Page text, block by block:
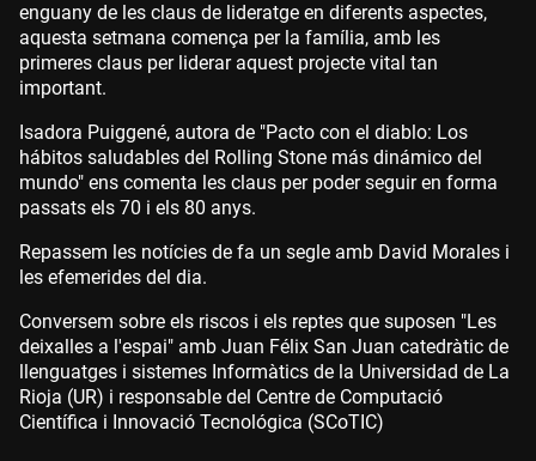
enguany de les claus de lideratge en diferents aspectes,
aquesta setmana comença per la família, amb les
primeres claus per liderar aquest projecte vital tan
important.
Isadora Puiggené, autora de "Pacto con el diablo: Los
hábitos saludables del Rolling Stone más dinámico del
mundo" ens comenta les claus per poder seguir en forma
passats els 70 i els 80 anys.
Repassem les notícies de fa un segle amb David Morales i
les efemerides del dia.
Conversem sobre els riscos i els reptes que suposen "Les
deixalles a l'espai" amb Juan Félix San Juan catedràtic de
llenguatges i sistemes Informàtics de la Universidad de La
Rioja (UR) i responsable del Centre de Computació
Científica i Innovació Tecnológica (SCoTIC)